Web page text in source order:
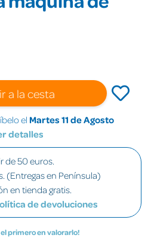
a la cesta
el Martes 11 de Agosto
detalles
de 50 euros.
(Entregas en Península)
en tienda gratis.
de devoluciones
el primero en valorarlo!